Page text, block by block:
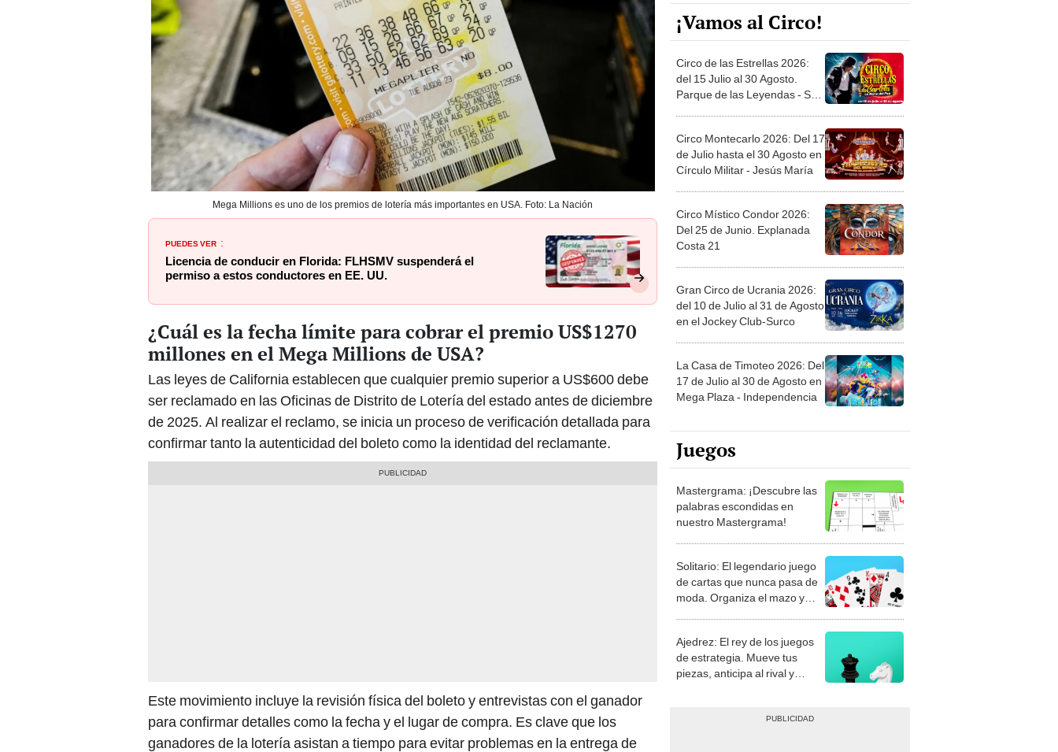
Mega Millions es uno de los premios de lotería más importantes en USA. Foto: La Nación
PUEDES VER :
Licencia de conducir en Florida: FLHSMV suspenderá el
permiso a estos conductores en EE. UU.
¿Cuál es la fecha límite para cobrar el premio US$1270
millones en el Mega Millions de USA?
Las leyes de California establecen que cualquier premio superior a US$600 debe
ser reclamado en las Oficinas de Distrito de Lotería del estado antes de diciembre
de 2025. Al realizar el reclamo, se inicia un proceso de verificación detallada para
confirmar tanto la autenticidad del boleto como la identidad del reclamante.
Este movimiento incluye la revisión física del boleto y entrevistas con el ganador
para confirmar detalles como la fecha y el lugar de compra. Es clave que los
ganadores de la lotería asistan a tiempo para evitar problemas en la entrega de
¡Vamos al Circo!
Circo de las Estrellas 2026:
del 15 Julio al 30 Agosto.
Parque de las Leyendas - San
Circo Montecarlo 2026: Del 17
de Julio hasta el 30 Agosto en
Círculo Militar - Jesús María
Circo Místico Condor 2026:
Del 25 de Junio. Explanada
Costa 21
Gran Circo de Ucrania 2026:
del 10 de Julio al 31 de Agosto
en el Jockey Club-Surco
La Casa de Timoteo 2026: Del
17 de Julio al 30 de Agosto en
Mega Plaza - Independencia
Juegos
Mastergrama: ¡Descubre las
palabras escondidas en
nuestro Mastergrama!
Solitario: El legendario juego
de cartas que nunca pasa de
moda. Organiza el mazo y
Ajedrez: El rey de los juegos
de estrategia. Mueve tus
piezas, anticipa al rival y